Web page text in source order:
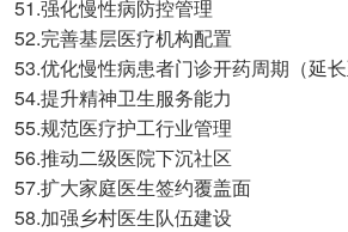
51.强化慢性病防控管理
52.完善基层医疗机构配置
53.优化慢性病患者门诊开药周期（延
54.提升精神卫生服务能力
55.规范医疗护工行业管理
56.推动二级医院下沉社区
57.扩大家庭医生签约覆盖面
58.加强乡村医生队伍建设